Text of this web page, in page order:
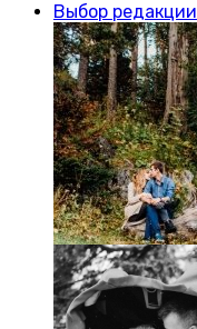
Выбор редакции